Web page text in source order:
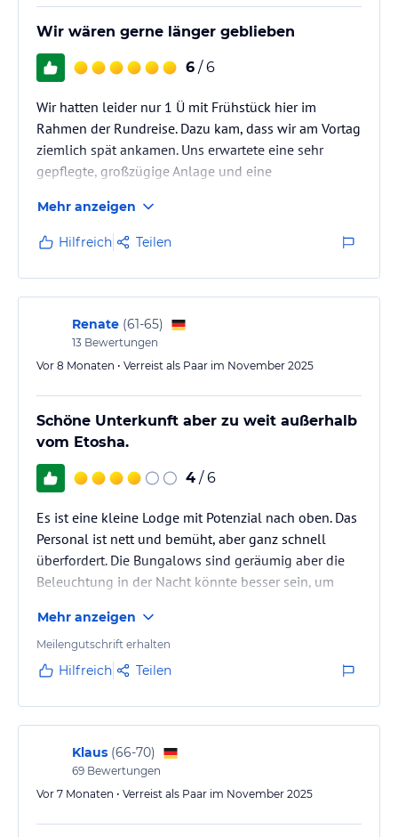
denen Sie die Tierwelt des Etosha Nationalparks hautnah erleben
können. Entspannen Sie sich auch am Außenpool oder erkunden
Sie die Umgebung auf den zahlreichen Wanderwegen.
Hinweis:
Angaben ohne Gewähr. Bitte lies vor der Buchung die
verbindlichenAngebotsdetailsdes jeweiligen Veranstalters.
Wir wären gerne länger geblieben
6 / 6
Wir hatten leider nur 1 Ü mit Frühstück hier im
Rahmen der Rundreise. Dazu kam, dass wir am Vortag
ziemlich spät ankamen. Uns erwartete eine sehr
gepflegte, großzügige Anlage und eine
angrenzendem Restaurant und Bar.
Mehr anzeigen
Hilfreich Teilen
Renate (61-65)
13 Bewertungen
Vor 8 Monaten • Verreist als Paar im November 2025
Schöne Unterkunft aber zu weit außerhalb
vom Etosha.
4 / 6
Es ist eine kleine Lodge mit Potenzial nach oben. Das
Personal ist nett und bemüht, aber ganz schnell
überfordert. Die Bungalows sind geräumig aber die
Beleuchtung in der Nacht könnte besser sein, um
Mehr anzeigen
Meilengutschrift erhalten
Hilfreich Teilen
Klaus (66-70)
69 Bewertungen
Vor 7 Monaten • Verreist als Paar im November 2025